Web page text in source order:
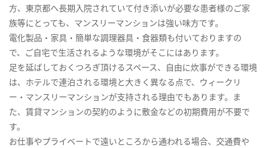
方、東京都へ長期入院されていて付き添いが必要な患者様のご家
族等にとっても、マンスリーマンションは強い味方です。
電化製品・家具・簡単な調理器具・食器類も付いておりますの
で、ご自宅で生活されるような環境がそこにはあります。
足を延ばしておくつろぎ頂けるスペース、自由に炊事ができる環境
は、ホテルで連泊される環境と大きく異なる点で、ウィークリ
ー・マンスリーマンションが支持される理由でもあります。ま
た、賃貸マンションの契約のように敷金などの初期費用が不要で
す。
お仕事やプライベートで遠いところから通われる場合、交通費や